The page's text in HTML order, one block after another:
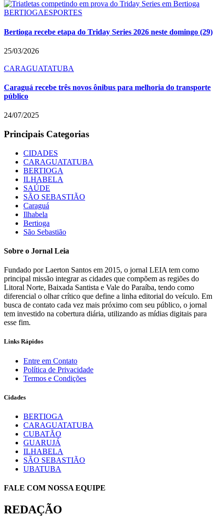
BERTIOGAESPORTES
Bertioga recebe etapa do Triday Series 2026 neste domingo (29)
25/03/2026
CARAGUATATUBA
Caraguá recebe três novos ônibus para melhoria do transporte
público
24/07/2025
Principais Categorias
CIDADES
CARAGUATATUBA
BERTIOGA
ILHABELA
SAÚDE
SÃO SEBASTIÃO
Caraguá
Ilhabela
Bertioga
São Sebastião
Sobre o Jornal Leia
Fundado por Laerton Santos em 2015, o jornal LEIA tem como
principal missão integrar as cidades que compõem as regiões do
Litoral Norte, Baixada Santista e Vale do Paraíba, tendo como
diferencial o olhar crítico que define a linha editorial do veículo. Em
busca de contato cada vez mais próximo com seu público, o jornal
tem investido na cobertura diária, utilizando as mídias digitais para
esse fim.
Links Rápidos
Entre em Contato
Política de Privacidade
Termos e Condições
Cidades
BERTIOGA
CARAGUATATUBA
CUBATÃO
GUARUJÁ
ILHABELA
SÃO SEBASTIÃO
UBATUBA
FALE COM NOSSA EQUIPE
REDAÇÃO